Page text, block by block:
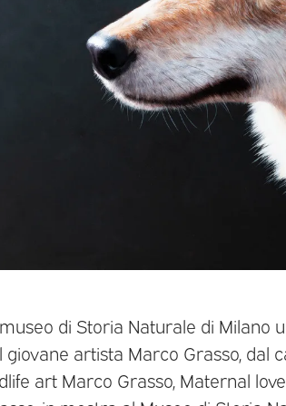
di Storia Naturale di Milano
giovane artista Marco Grasso, dal
art Marco Grasso, Maternal